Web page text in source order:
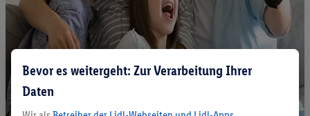
Bevor es weitergeht: Zur Verarbeitung Ihrer
Daten